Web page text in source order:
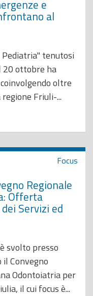
e
al
tenutosi
20 ottobre ha
oltre
Friuli-...
Focus
Regionale
Offerta
Servizi ed
svolto presso
Convegno
Odontoiatria per
il cui focus è...